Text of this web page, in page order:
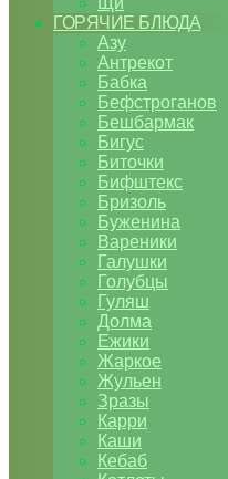
ГОРЯЧИЕ БЛЮДА
Азу
Антрекот
Бабка
Бефстроганов
Бешбармак
Бигус
Биточки
Бифштекс
Бризоль
Буженина
Вареники
Галушки
Голубцы
Гуляш
Долма
Ежики
Жаркое
Жульен
Зразы
Карри
Каши
Кебаб